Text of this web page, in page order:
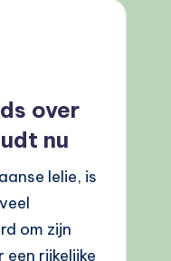
over
nu
lelie, is
om zijn
rijkelijke